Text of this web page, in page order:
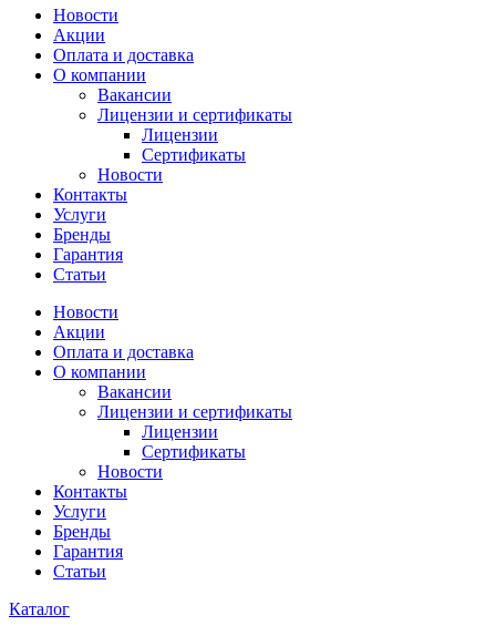
Новости
Акции
Оплата и доставка
О компании
Вакансии
Лицензии и сертификаты
Лицензии
Сертификаты
Новости
Контакты
Услуги
Бренды
Гарантия
Статьи
Новости
Акции
Оплата и доставка
О компании
Вакансии
Лицензии и сертификаты
Лицензии
Сертификаты
Новости
Контакты
Услуги
Бренды
Гарантия
Статьи
Каталог